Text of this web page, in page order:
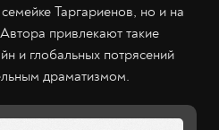
Таргариенов, но и на
привлекают такие
и глобальных потрясений
драматизмом.